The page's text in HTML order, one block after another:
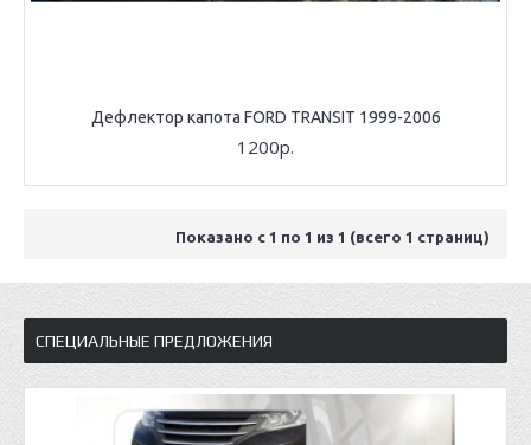
Дефлектор капота FORD TRANSIT 1999-2006
1200р.
Показано с 1 по 1 из 1 (всего 1 страниц)
СПЕЦИАЛЬНЫЕ ПРЕДЛОЖЕНИЯ